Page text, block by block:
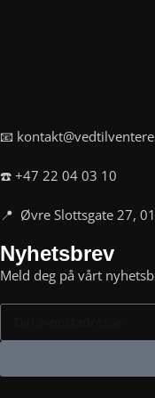
📧
☎️ +47 22 04 03 10
📍 Øvre Slottsgate 27,
Nyhetsbrev
Meld deg på vårt